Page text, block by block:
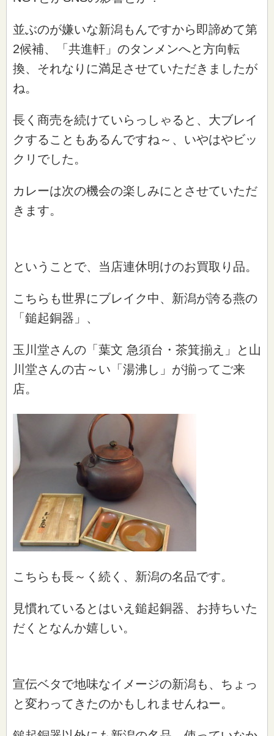
並ぶのが嫌いな新潟もんですから即諦めて第
2候補、「共進軒」のタンメンへと方向転
換、それなりに満足させていただきましたが
ね。
長く商売を続けていらっしゃると、大ブレイ
クすることもあるんですね～、いやはやビッ
クリでした。
カレーは次の機会の楽しみにとさせていただ
きます。
ということで、当店連休明けのお買取り品。
こちらも世界にブレイク中、新潟が誇る燕の
「鎚起銅器」、
玉川堂さんの「葉文 急須台・茶箕揃え」と山
川堂さんの古～い「湯沸し」が揃ってご来
店。
こちらも長～く続く、新潟の名品です。
見慣れているとはいえ鎚起銅器、お持ちいた
だくとなんか嬉しい。
宣伝ベタで地味なイメージの新潟も、ちょっ
と変わってきたのかもしれませんねー。